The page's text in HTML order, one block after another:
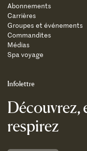
Infolettre
Découvrez,
respirez
Abonnements
Carrières
Groupes et événements
Commandites
Médias
Spa voyage